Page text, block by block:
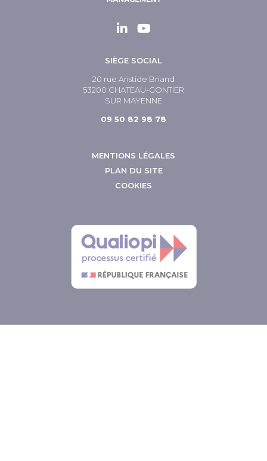
SIÈGE SOCIAL
20 rue Aristide Briand
53200 CHATEAU-GONTIER
SUR MAYENNE
09 50 82 98 78
MENTIONS LÉGALES
PLAN DU SITE
COOKIES